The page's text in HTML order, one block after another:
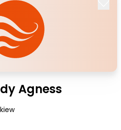
Agness